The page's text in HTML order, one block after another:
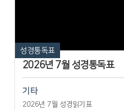
성경통독표
2026년 7월 성경통독표
기타
2026년 7월 성경읽기표